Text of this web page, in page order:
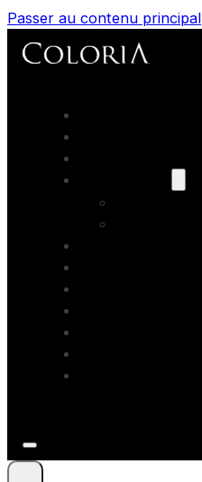
Passer au contenu principal